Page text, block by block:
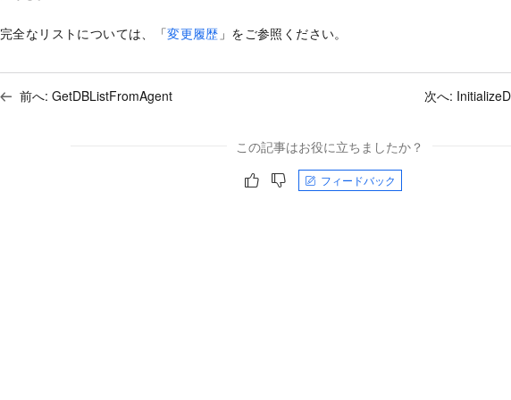
完全なリストについては、「変更履歴 」をご参照ください。
前へ: GetDBListFromAgent 次へ:
この記事はお役に立ちましたか？
フィードバック